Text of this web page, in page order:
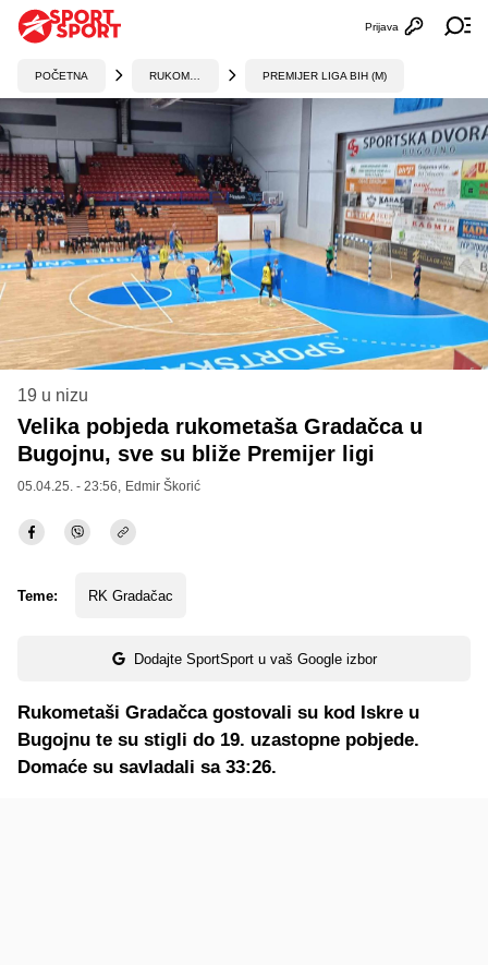
Otvori
Prijava
POČETNA PREMIJER LIGA BIH (M)
19 u nizu
Velika pobjeda rukometaša Gradačca u
Bugojnu, sve su bliže Premijer ligi
05.04.25. - 23:56, Edmir Škorić
Teme: RK Gradačac
Dodajte SportSport u vaš Google izbor
Rukometaši Gradačca gostovali su kod Iskre u
Bugojnu te su stigli do 19. uzastopne pobjede.
Domaće su savladali sa 33:26.